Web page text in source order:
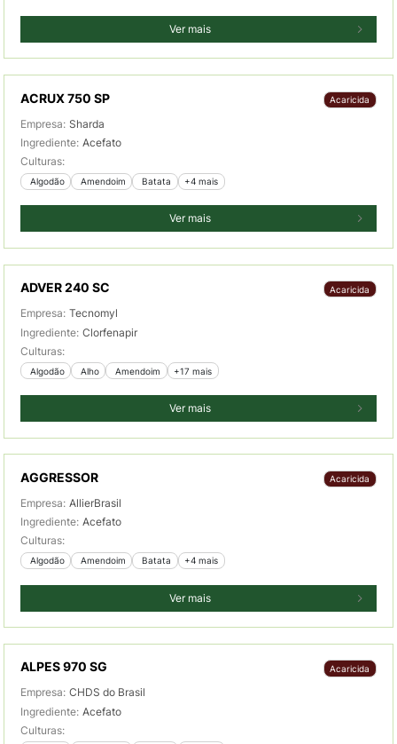
Ver mais
ACRUX 750 SP Acaricida
Empresa: Sharda
Ingrediente: Acefato
Culturas:
Algodão Amendoim Batata +4 mais
Ver mais
ADVER 240 SC Acaricida
Empresa: Tecnomyl
Ingrediente: Clorfenapir
Culturas:
Algodão Alho Amendoim +17 mais
Ver mais
AGGRESSOR Acaricida
Empresa: AllierBrasil
Ingrediente: Acefato
Culturas:
Algodão Amendoim Batata +4 mais
Ver mais
ALPES 970 SG Acaricida
Empresa: CHDS do Brasil
Ingrediente: Acefato
Culturas: